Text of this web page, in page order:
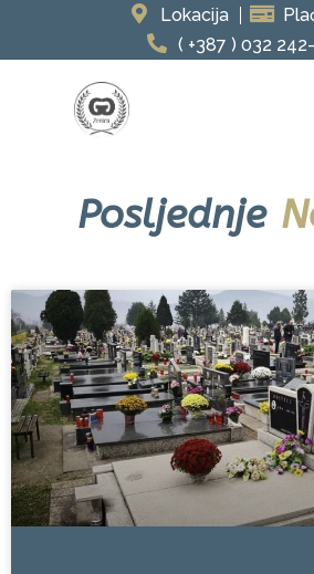
Lokacija
( +387 ) 032
Posljednje